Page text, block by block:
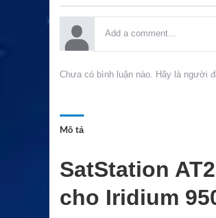
Chưa có bình luận nào. Hãy là người
Mô tả
SatStation
cho Iridium